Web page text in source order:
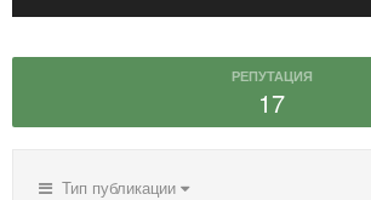
РЕПУТАЦИЯ
17
Тип публикации